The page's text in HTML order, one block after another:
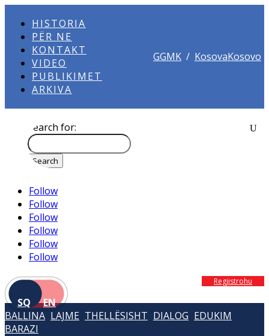
HISTORIA
PËR NE
KONTAKT
VIDEO
PUBLIKIMET
ARKIVA
GGMK / KosovaKosovo
Search for:
Follow
Follow
Follow
Follow
Follow
Follow
SQ EN
Regjistrohu
BALLINA LAJME THELLËSISHT DIALOG EDUKIM
BARAZI